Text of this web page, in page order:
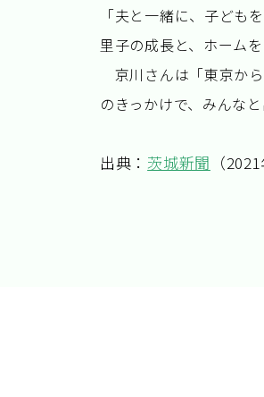
「夫と一緒に、子ども
里子の成長と、ホーム
京川さんは「東京か
のきっかけで、みんな
出典： 茨城新聞 （